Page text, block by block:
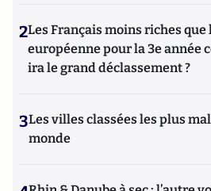
2Les Français moins riches que
européenne pour la 3e année
ira le grand déclassement ?
3Les villes classées les plus
monde